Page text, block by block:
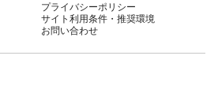
プライバシーポリシー
サイト利用条件・推奨環境
お問い合わせ